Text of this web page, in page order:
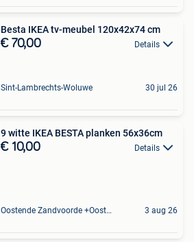
Besta IKEA tv-meubel 120x42x74 cm
€ 70,00 Details
Sint-Lambrechts-Woluwe 30 jul 26
9 witte IKEA BESTA planken 56x36cm
€ 10,00 Details
Oostende Zandvoorde +Oostende 3 aug 26